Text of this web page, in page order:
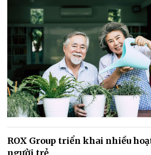
ROX Group triển khai nhiều